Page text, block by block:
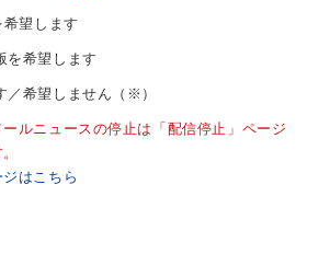
望します
を希望します
／希望しません（※）
ルニュースの停止は「配信停止」ページ
はこちら